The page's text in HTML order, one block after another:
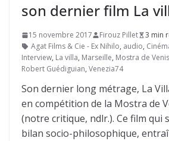
son dernier film La
15 novembre 2017 Firouz Pillet
3 min
Agat Films & Cie - Ex Nihilo, audio,
Interview, La villa, Marseille, Mostra de
Robert Guédiguian, Venezia74
Son dernier long métrage, La
en compétition de la Mostra de
(notre critique, ndlr.). Ce film qui
bilan socio-philosophique,